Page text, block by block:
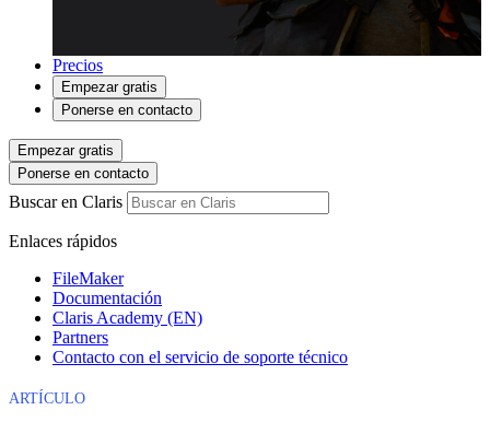
Precios
Empezar gratis
Ponerse en contacto
Empezar gratis
Ponerse en contacto
Buscar en Claris
Enlaces rápidos
FileMaker
Documentación
Claris Academy (EN)
Partners
Contacto con el servicio de soporte técnico
ARTÍCULO